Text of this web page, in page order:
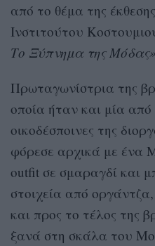
από το θέμα της
Ινστιτούτου
Το Ξύπνημα της
Πρωταγωνίστρια της
οποία ήταν και μία από
οικοδέσποινες της
φόρεσε αρχικά με ένα
outfit σε σμαραγδί και
στοιχεία από
και προς το τέλος της
ξανά στη σκάλα του